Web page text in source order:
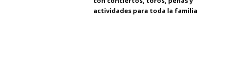
actividades para toda la familia